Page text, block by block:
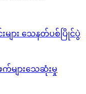
းများ သေနတ်ပစ်ပြိုင်ပွဲ
များသေဆုံးမှု